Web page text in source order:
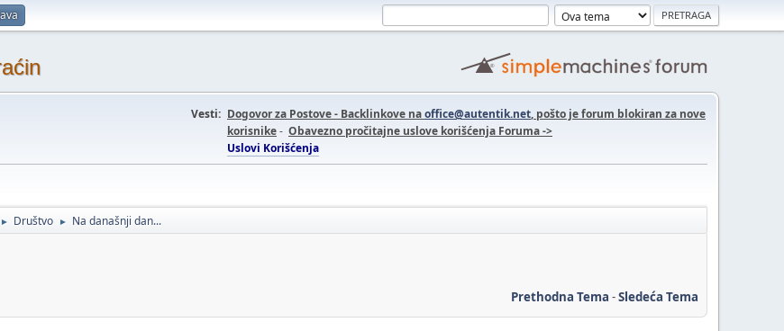
Vesti: Dogovor za Postove - Backlinkove naoffice@autentik.net, pošto je forum blokiran za nove
korisnike- Obavezno pročitajne uslove korišćenja Foruma ->
Uslovi Korišćenja
► Društvo ► Na današnji dan...
Prethodna Tema -Sledeća Tema